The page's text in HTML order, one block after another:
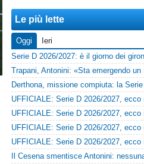
Le più lette
Oggi
Ieri